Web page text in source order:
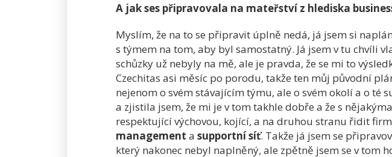
A jak ses připravovala na mateřství z hlediska
Myslím, že na to se připravit úplně nedá, já jsem si
s týmem na tom, aby byl samostatný. Já jsem v tu chvíli
schůzky už nebyly na mě, ale je pravda, že se mi to
Czechitas asi měsíc po porodu, takže ten můj původní
nejenom o svém stávajícím týmu, ale o svém okolí a o
a zjistila jsem, že mi je v tom takhle dobře a že s
respektující výchovou, kojící, a na druhou stranu řidit
management a supportní síť. Takže já jsem se
který nakonec nebyl naplněný, ale zpětně jsem se v tom